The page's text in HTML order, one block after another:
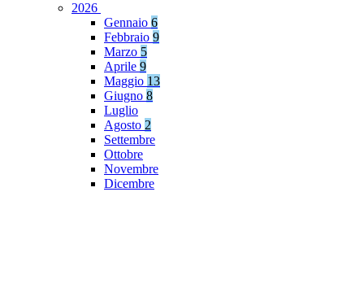
2026
Gennaio 6
Febbraio 9
Marzo 5
Aprile 9
Maggio 13
Giugno 8
Luglio
Agosto 2
Settembre
Ottobre
Novembre
Dicembre